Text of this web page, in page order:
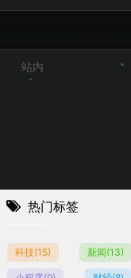
站内
热门标签
科技(15) 新闻(13)